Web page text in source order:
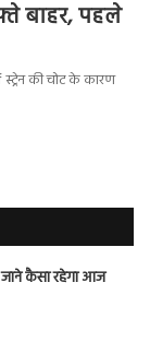
बाहर, पहले
की चोट के कारण
कैसा रहेगा आज